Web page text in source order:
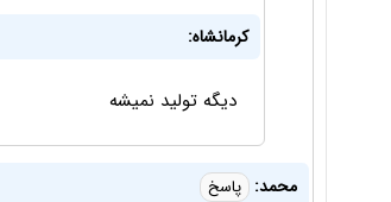
کرمانشاه:
دیگه تولید نمیشه
محمد: پاسخ